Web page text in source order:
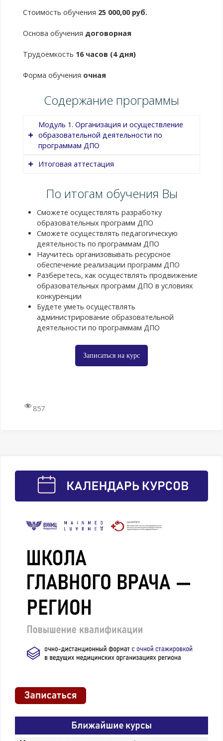
Стоимость обучения 25 000,00 руб.
Основа обучения договорная
Трудоемкость 16 часов (4 дня)
Форма обучения очная
Содержание программы
Модуль 1. Организация и осуществление
образовательной деятельности по
программам ДПО
1.1. Нормативно-
правовое
регулирование ДПО
Нормативно-
правовое
регулирование
дополнительного
профессионального
образования (ДПО)
в Российской
Федерации.
Лицензирование
образовательной
деятельности.
Классификация и
структура программ
ДПО. ДПО в
профессиональной
траектории
медицинских и
проведении
контрольно-
надзорных
мероприятий.
1.2. Структура
Определение
Конструирование
результатов
компетенции,
достижения и
результаты
стандартами,
квалификационными
Итоговая аттестация
Содержание темы
Выполнение индивидуальных тестовых
заданий.
По итогам обучения Вы
Сможете осуществлять разработку
образовательных программ ДПО
Сможете осуществлять педагогическую
деятельность по программам ДПО
Научитесь организовывать ресурсное
обеспечение реализации программ ДПО
Разберетесь, как осуществлять продвижение
образовательных программ ДПО в условиях
конкуренции
Будете уметь осуществлять
администрирование образовательной
деятельности по программам ДПО
Записаться на курс
857